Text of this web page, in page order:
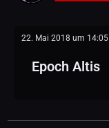
22. Mai 2018 um 14:05
Epoch Altis